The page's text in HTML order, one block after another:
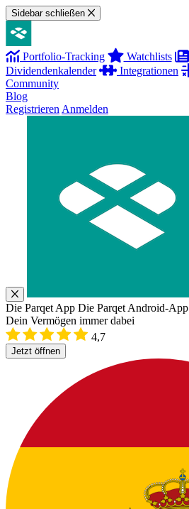
Sidebar schließen
Portfolio-Tracking Watchlists
Dividendenkalender
Integrationen
Community
Blog
Registrieren Anmelden
Die Parqet App Die Parqet Android-App
Dein Vermögen immer dabei
4,7
Jetzt öffnen